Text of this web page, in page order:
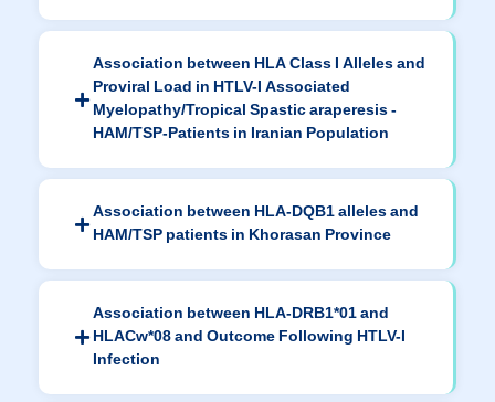
Association between HLA Class I Alleles and
Proviral Load in HTLV-I Associated
Myelopathy/Tropical Spastic araperesis -
HAM/TSP-Patients in Iranian Population
Association between HLA-DQB1 alleles and
HAM/TSP patients in Khorasan Province
Association between HLA-DRB1*01 and
HLACw*08 and Outcome Following HTLV-I
Infection